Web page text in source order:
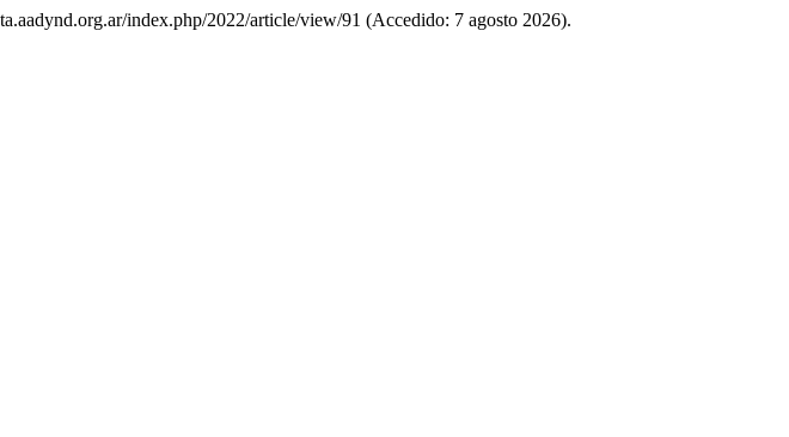
index.php/2022/article/view/91 (Accedido: 7 agosto 2026).